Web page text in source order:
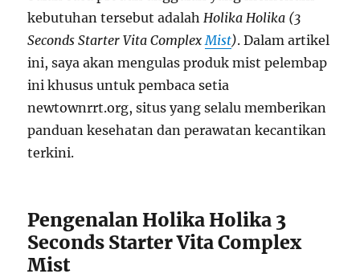
kebutuhan tersebut adalahHolika Holika (3
Seconds Starter Vita ComplexMist). Dalam artikel
ini, saya akan mengulas produk mist pelembap
ini khusus untuk pembaca setia
newtownrrt.org, situs yang selalu memberikan
panduan kesehatan dan perawatan kecantikan
terkini.
Pengenalan Holika Holika 3
Seconds Starter Vita Complex
Mist